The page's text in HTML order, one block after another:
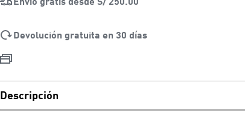
Devolución gratuita en 30 días
Descripción